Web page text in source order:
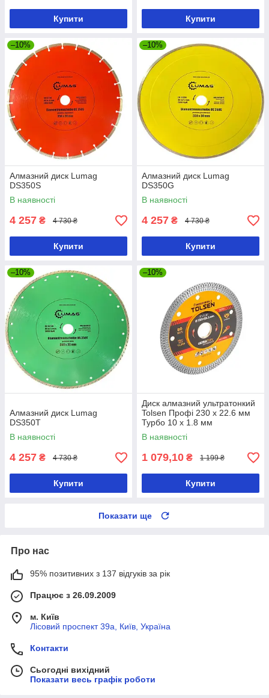
Купити Купити
–10%
Алмазний диск Lumag
DS350S
В наявності
4 257 ₴ 4 730 ₴
Купити
–10%
Алмазний диск Lumag
DS350G
В наявності
4 257 ₴ 4 730 ₴
Купити
–10%
Алмазний диск Lumag
DS350T
В наявності
4 257 ₴ 4 730 ₴
Купити
–10%
Диск алмазний ультратонкий
Tolsen Профі 230 х 22.6 мм
Турбо 10 х 1.8 мм
В наявності
1 079,10 ₴ 1 199 ₴
Купити
Показати ще
Про нас
95% позитивних з 137 відгуків за рік
Працює з 26.09.2009
м. Київ
Лісовий проспект 39а, Київ, Україна
Контакти
Сьогодні вихідний
Показати весь графік роботи